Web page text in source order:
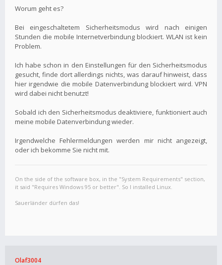
Worum geht es?
Bei eingeschaltetem Sicherheitsmodus wird nach einigen
Stunden die mobile Internetverbindung blockiert. WLAN ist kein
Problem.
Ich habe schon in den Einstellungen für den Sicherheitsmodus
gesucht, finde dort allerdings nichts, was darauf hinweist, dass
hier irgendwie die mobile Datenverbindung blockiert wird. VPN
wird dabei nicht benutzt!
Sobald ich den Sicherheitsmodus deaktiviere, funktioniert auch
meine mobile Datenverbindung wieder.
Irgendwelche Fehlermeldungen werden mir nicht angezeigt,
oder ich bekomme Sie nicht mit.
On the side of the software box, in the "System Requirements" section,
it said "Requires Windows 95 or better". So I installed Linux.
Sauerländer dürfen das!
Olaf3004